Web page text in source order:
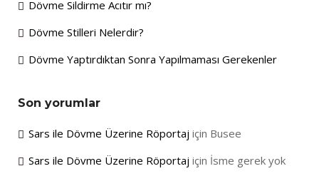
Dövme Sildirme Acıtır mı?
Dövme Stilleri Nelerdir?
Dövme Yaptırdıktan Sonra Yapılmaması Gerekenler
Son yorumlar
Sars ile Dövme Üzerine Röportaj için Busee
Sars ile Dövme Üzerine Röportaj için İsme gerek yok